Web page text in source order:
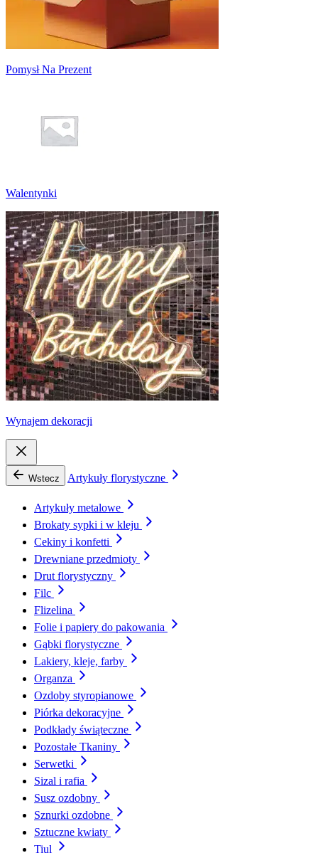
Pomysł Na Prezent
Walentynki
Wynajem dekoracji
Wstecz Artykuły florystyczne
Artykuły metalowe
Brokaty sypki i w kleju
Cekiny i konfetti
Drewniane przedmioty
Drut florystyczny
Filc
Flizelina
Folie i papiery do pakowania
Gąbki florystyczne
Lakiery, kleje, farby
Organza
Ozdoby styropianowe
Piórka dekoracyjne
Podkłady świąteczne
Pozostałe Tkaniny
Serwetki
Sizal i rafia
Susz ozdobny
Sznurki ozdobne
Sztuczne kwiaty
Tiul